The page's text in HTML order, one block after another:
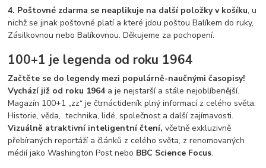
4. Poštovné zdarma se neaplikuje na další položky v košíku, u
nichž se jinak poštovné platí a které jdou poštou Balíkem do ruky,
Zásilkovnou nebo Balíkovnou. Děkujeme za pochopení.
100+1 je legenda od roku 1964
Začtěte se do legendy mezi populárně-naučnými časopisy!
Vychází již od roku 1964 a je nejstarší a stále nejoblíbenější.
Magazín 100+1 „zz“ je čtrnáctideník plný informací z celého světa:
Historie, věda, technika, lidé, společnost a další zajímavosti.
Vizuálně atraktivní inteligentní čtení, včetně exkluzivně
přebíraných reportáží a článků z celého světa, z renomovaných
médií jako Washington Post nebo BBC Science Focus.